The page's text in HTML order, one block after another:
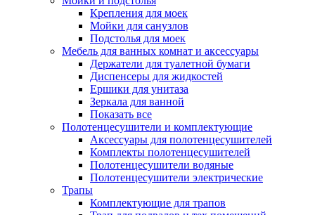
Крепления для моек
Мойки для санузлов
Подстолья для моек
Мебель для ванных комнат и аксессуары
Держатели для туалетной бумаги
Диспенсеры для жидкостей
Ершики для унитаза
Зеркала для ванной
Показать все
Полотенцесушители и комплектующие
Аксессуары для полотенцесушителей
Комплекты полотенцесушителей
Полотенцесушители водяные
Полотенцесушители электрические
Трапы
Комплектующие для трапов